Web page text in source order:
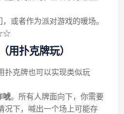
，或者作为派对游戏的暖场。
用扑克牌玩）
扑克牌也可以实现类似玩
唬。所有人牌面向下，你需要
况下，喊出一个场上可能存